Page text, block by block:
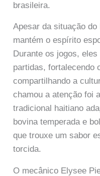
brasileira.
Apesar da situação
mantém o espírito
Durante os jogos,
partidas, fortalecendo
compartilhando a
chamou a atenção foi
tradicional haitiano
bovina temperada e
que trouxe um sabor
torcida.
O mecânico Elysee